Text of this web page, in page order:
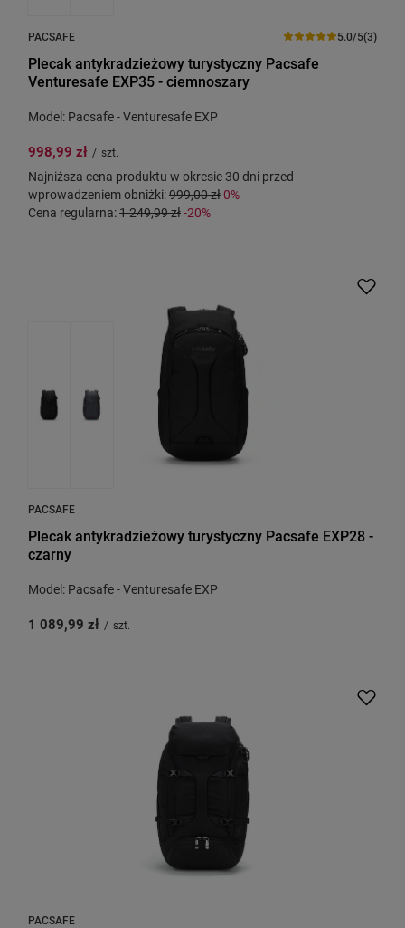
PACSAFE 5.0/5(3)
Plecak antykradzieżowy turystyczny Pacsafe
Venturesafe EXP35 - ciemnoszary
Model: Pacsafe - Venturesafe EXP
998,99 zł / szt.
Najniższa cena produktu w okresie 30 dni przed
wprowadzeniem obniżki:999,00 zł0%
Cena regularna:1 249,99 zł-20%
PACSAFE
Plecak antykradzieżowy turystyczny Pacsafe EXP28 -
czarny
Model: Pacsafe - Venturesafe EXP
1 089,99 zł / szt.
PACSAFE